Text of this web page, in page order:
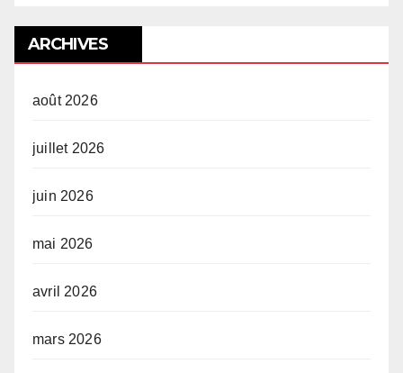
ARCHIVES
août 2026
juillet 2026
juin 2026
mai 2026
avril 2026
mars 2026